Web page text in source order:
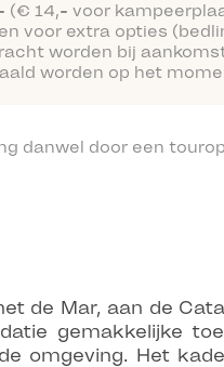
(€ 14,- voor
voor extra opties
worden bij
worden op het
danwel door een
de Mar, aan de
gemakkelijke
omgeving. Het